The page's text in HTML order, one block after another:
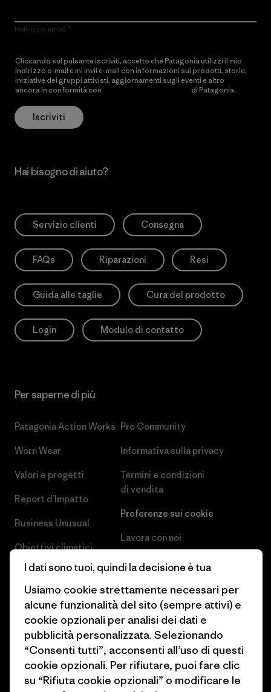
Indirizzo email
Cliccando sul pulsante Iscriviti, accetto che Patagonia utilizzi il mio
indirizzo e-mail e mi invii e-mail con informazioni sui prodotti, storie,
iniziative dei gruppi attivisti, aggiornamenti sugli eventi e altro
ancora in conformità con
di Patagonia.
Iscriviti
Hai bisogno di aiuto?
Servizio clienti Consegna
FAQs Riparazioni Resi
Guida alle taglie Cura del prodotto
Login Modulo di contatto
Per saperne di più
Patagonia Action Works
Worn Wear
Valori e progetti
Report d’Impatto
Business Unusual
Obiettivi climatici
1% For The Planet
Come finanziamo
Buoni regalo
Trova un negozio
Pro Community
Informativa sulla privacy
Termini e condizioni
di vendita
Preferenze sui cookie
Lavora con noi
Stampa e media
Industry program
Programma di affiliazione
Patagonia Italia Mappa del sito
I dati sono tuoi, quindi la decisione è tua
Usiamo cookie strettamente necessari per
alcune funzionalità del sito (sempre attivi) e
cookie opzionali per analisi dei dati e
pubblicità personalizzata. Selezionando
“Consenti tutti”, acconsenti all’uso di questi
cookie opzionali. Per rifiutare, puoi fare clic
su “Rifiuta cookie opzionali” o modificare le